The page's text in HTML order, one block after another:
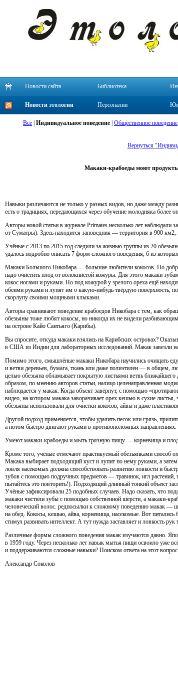
Новости сайта Библиотека
Новости этологии Персоналии
Все Индивидуальное поведение Общественное поведение
Вернуться
Макаки-крабоеды моют
Навыки различаются не только у разных видов, но даже между
есть о традициях, передающихся через обучение молодняка более
Авторы новой статьи в журнале Primates несколько лет
от Суматры). Здесь находится заповедник — территория в 900
Учёные с 2013 по 2015 год следили за жизнью группы из 20
удалось подробно описать 7 форм сложного поведения, 6 из
Макаки Большого Никобара — большие любители кокосов. Но
надо очистить плод от волокнистой кожуры. Для этого макаки
кокос ногами и руками. Но под кожурой у зрелого ореха ещё
обеими руками и лупят им о какую-нибудь твёрдую поверхность,
скорлупу своими мощными клыками.
Авторы сравнивают поведение крабоедов Никобара с тем, как
обезьяны тоже любят кокосы, но никогда их не видели
на острове Кайо Сантьяго (Карибы).
Вы спросите, откуда макаки взялись на Карибских островах?
в США из Индии для лабораторных исследований. Макак завезли
Помимо этого, смышлёные макаки Никобара научились очищать
и ветви деревьев, бумага, ткань или даже полиэтилен — в общем,
целью обезьяна обламывает покрытую листьями ветвь
образом, по мнению авторов статьи, налицо целенаправленная
наблюдается у макак. Когда объект завёрнут, с помощью
видео, на котором макака заворачивает орех кешью в сухие
обезьяны использовали для очистки кокосов, айвы и даже
Другой подход применяется, чтобы удалить песок или грязь,
а потом быстро двигают руками в противоположных направлениях.
Умеют макаки-крабоеды и мыть грязную пищу — корневища и
Кроме того, учёные отмечают практикуемый обезьянками способ
Макака выбирает подходящий куст и лупит по нему руками, а
ловля насекомых должна способствовать развитию ловкости и
зубов с помощью подручных предметов — травинок, игл растений,
пытайтесь это повторить!). Подходящий длинный тонкий объект
Учёные зафиксировали 25 подобных случаев. Надо сказать, что
макаки чистили зубы с помощью собственной шерсти, а макаки-
человеческий волос. редпосылки к сложному поведению макак —
на обед. Кокосы, кешью, айва, корневища, насекомые. Вот
стимул развивать интеллект. А тут нужда заставляет и ловкость рук
Различные формы сложного поведения макак изучаются давно.
в 1959 году. Через несколько лет навык мытья пищи освоило уже
и поддерживаются сложные навыки? Поиском ответа на этот
Александр Соколов